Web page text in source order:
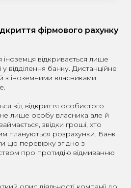
фірмового рахунку
відкривається лише
відділення банку. Дистанційне
з іноземними власниками
від відкриття особистого
лише особу власника але й
звідки гроші, хто
плануються розрахунки. Банк
цю перевірку згідно з
про протидію відмиванню